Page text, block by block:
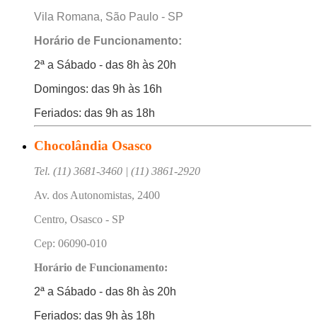
Vila Romana, São Paulo - SP
Horário de Funcionamento:
2ª a Sábado - das 8h às 20h
Domingos: das 9h às 16h
Feriados: das 9h as 18h
Chocolândia Osasco
Tel. (11) 3681-3460 | (11) 3861-2920
Av. dos Autonomistas, 2400
Centro, Osasco - SP
Cep: 06090-010
Horário de Funcionamento:
2ª a Sábado - das 8h às 20h
Feriados: das 9h às 18h